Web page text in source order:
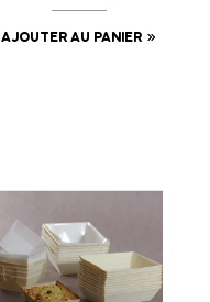
AJOUTER AU PANIER